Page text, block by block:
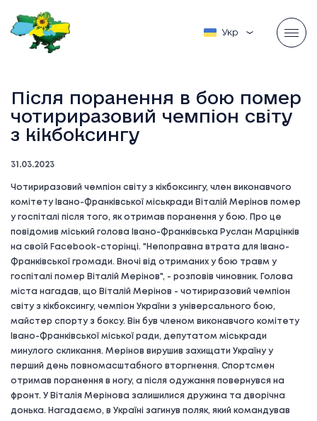
Українська
Після поранення в бою помер
чотириразовий чемпіон світу
з кікбоксингу
31.03.2023
Чотириразовий чемпіон світу з кікбоксингу, член виконавчого
комітету Івано-Франківської міськради Віталій Мерінов помер
у госпіталі після того, як отримав поранення у бою. Про це
повідомив міський голова Івано-Франківська Руслан Марцінків
на своїй Facebook-сторінці. "Непоправна втрата для Івано-
Франківської громади. Вночі від отриманих у бою травм у
госпіталі помер Віталій Мерінов", - розповів чиновник. Голова
міста нагадав, що Віталій Мерінов - чотириразовий чемпіон
світу з кікбоксингу, чемпіон України з універсального бою,
майстер спорту з боксу. Він був членом виконавчого комітету
Івано-Франківської міської ради, депутатом міськради
минулого скликання. Мерінов вирушив захищати Україну у
перший день повномасштабного вторгнення. Спортсмен
отримав поранення в ногу, а після одужання повернувся на
фронт. У Віталія Мерінова залишилися дружина та дворічна
донька. Нагадаємо, в Україні загинув поляк, який командував